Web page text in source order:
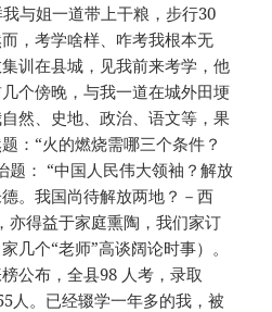
与姐一道带上干粮，步行30
，考学啥样、咋考我根本无
训在县城，见我前来考学，他
个傍晚，与我一道在城外田埂
然、史地、政治、语文等，果
：“火的燃烧需哪三个条件？
题： “中国人民伟大领袖？解放
。我国尚待解放两地？－西
亦得益于家庭熏陶，我们家订
几个“老师”高谈阔论时事）。
公布，全县98 人考，录取
人。已经辍学一年多的我，被